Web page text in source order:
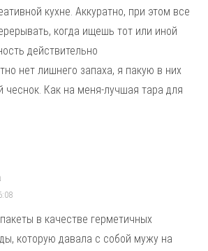
кухне. Аккуратно, при этом все
когда ищешь тот или иной
действительно
нет лишнего запаха, я пакую в них
чеснок. Как на меня-лучшая тара для
в качестве герметичных
которую давала с собой мужу на